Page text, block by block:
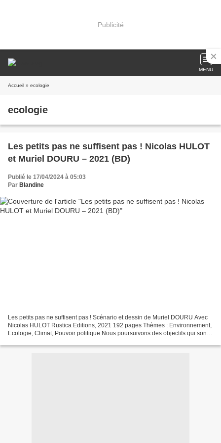
Publicité
MENU
Accueil » ecologie
ecologie
Les petits pas ne suffisent pas ! Nicolas HULOT
et Muriel DOURU – 2021 (BD)
Publié le 17/04/2024 à 05:03
Par Blandine
Les petits pas ne suffisent pas ! Scénario et dessin de Muriel DOURU Avec
Nicolas HULOT Rustica Editions, 2021 192 pages Thèmes : Environnement,
Ecologie, Climat, Pouvoir politique Nous poursuivons des objectifs qui sont